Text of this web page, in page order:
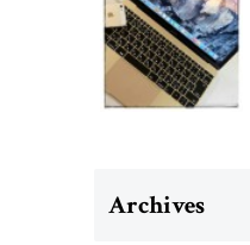
Archives